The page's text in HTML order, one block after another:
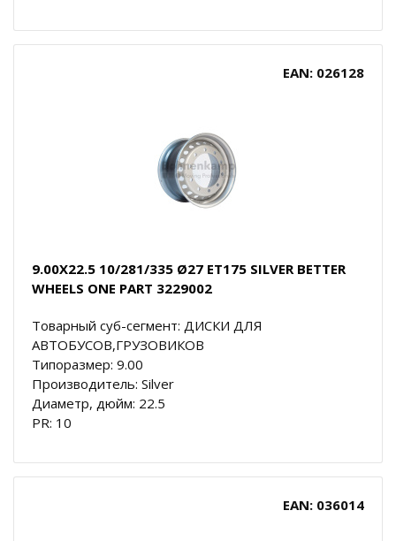
EAN: 026128
9.00X22.5 10/281/335 Ø27 ET175 SILVER BETTER
WHEELS ONE PART 3229002
Товарный суб-сегмент: ДИСКИ ДЛЯ
АВТОБУСОВ,ГРУЗОВИКОВ
Типоразмер: 9.00
Производитель: Silver
Диаметр, дюйм: 22.5
PR: 10
EAN: 036014